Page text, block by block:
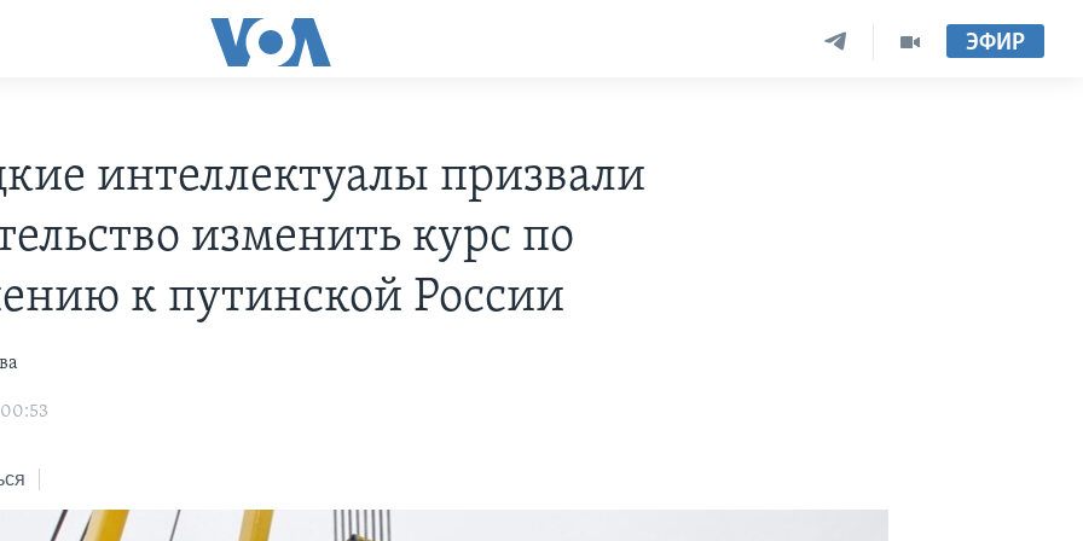
ЭФИР
интеллектуалы призвали
изменить курс по
к путинской России